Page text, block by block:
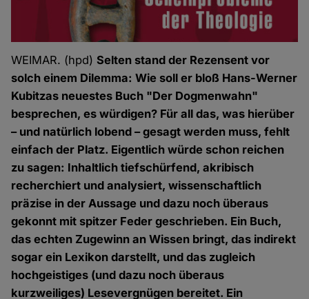
WEIMAR. (hpd)Selten stand der Rezensent vor
solch einem Dilemma: Wie soll er bloß Hans-Werner
Kubitzas neuestes Buch "Der Dogmenwahn"
besprechen, es würdigen? Für all das, was hierüber
– und natürlich lobend – gesagt werden muss, fehlt
einfach der Platz. Eigentlich würde schon reichen
zu sagen: Inhaltlich tiefschürfend, akribisch
recherchiert und analysiert, wissenschaftlich
präzise in der Aussage und dazu noch überaus
gekonnt mit spitzer Feder geschrieben. Ein Buch,
das echten Zugewinn an Wissen bringt, das indirekt
sogar ein Lexikon darstellt, und das zugleich
hochgeistiges (und dazu noch überaus
kurzweiliges) Lesevergnügen bereitet. Ein